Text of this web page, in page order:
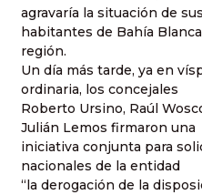
agravaría la situación de
habitantes de Bahía
región.
Un día más tarde, ya en
ordinaria, los concejales
Roberto Ursino, Raúl
Julián Lemos firmaron una
iniciativa conjunta para
nacionales de la entidad
“la derogación de la